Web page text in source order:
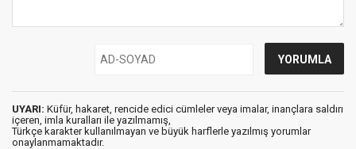
UYARI: Küfür, hakaret, rencide edici cümleler veya imalar, inançlara saldırı
içeren, imla kuralları ile yazılmamış,
Türkçe karakter kullanılmayan ve büyük harflerle yazılmış yorumlar
onaylanmamaktadır.